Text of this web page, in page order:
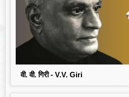
वी. वी. गिरी - V.V. Giri